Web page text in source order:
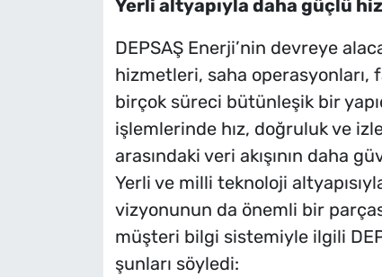
Yerli altyapıyla daha güçlü
DEPSAŞ Enerji’nin devreye
hizmetleri, saha
birçok süreci bütünleşik bir
işlemlerinde hız, doğruluk ve
arasındaki veri akışının daha
Yerli ve milli teknoloji
vizyonunun da önemli bir
müşteri bilgi sistemiyle ilgili
şunları söyledi: